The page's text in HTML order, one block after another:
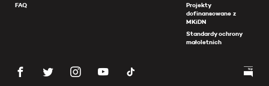
FAQ
Projekty
dofinansowane z
MKiDN
Standardy ochrony
małoletnich